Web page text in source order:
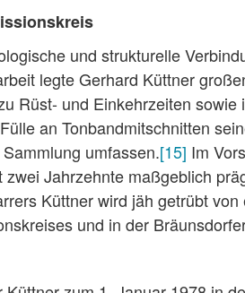
und strukturelle
legte Gerhard Küttner
Rüst- und Einkehrzeiten
an Tonbandmitschnitten
umfassen.[15] Im
zwei Jahrzehnte maßgeblich
Küttner wird jäh getrübt
und in der